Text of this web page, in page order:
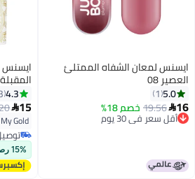
ايسنس لمعان الشفاه الممتلئ
العصير 08
5.0
1
16
19.56خصم 18%
أقل سعر في 30 يوم
أقل سعر في 30 يوم
ايسنس
المقبلة
4.3
15
Gold
15% رصيد مسترجع إضافي